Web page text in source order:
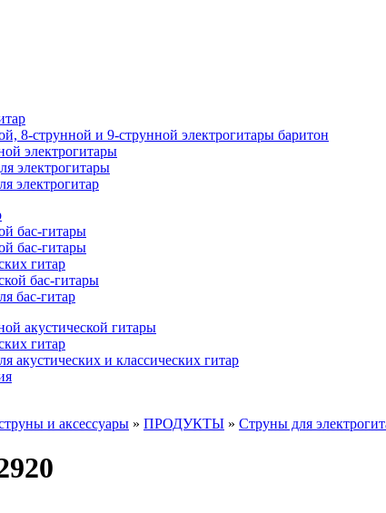
8-струнной и 9-струнной электрогитары баритон
электрогитары
электрогитары
электрогитар
бас-гитары
бас-гитары
гитар
бас-гитары
бас-гитар
акустической гитары
гитар
акустических и классических гитар
и аксессуары » ПРОДУКТЫ » Струны для